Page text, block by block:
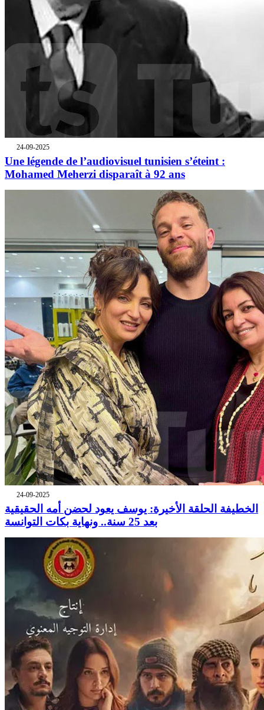
24-09-2025
Une légende de l’audiovisuel tunisien s’éteint :
Mohamed Meherzi disparaît à 92 ans
24-09-2025
الخطيفة الحلقة الأخيرة: يوسف يعود لحضن أمه الحقيقية
بعد 25 سنة.. ونهاية بكات التوانسة